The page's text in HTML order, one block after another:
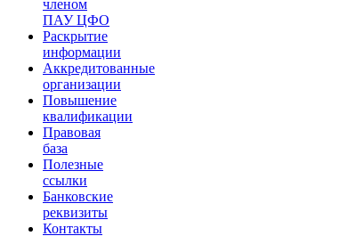
членом
ПАУ ЦФО
Раскрытие
информации
Аккредитованные
организации
Повышение
квалификации
Правовая
база
Полезные
ссылки
Банковские
реквизиты
Контакты